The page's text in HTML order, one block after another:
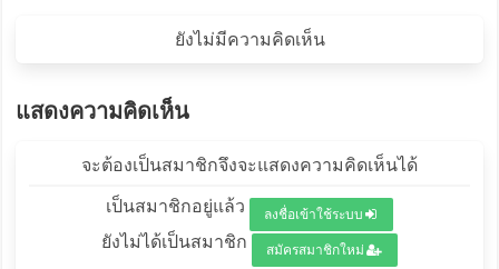
ยังไม่มีความคิดเห็น
แสดงความคิดเห็น
จะต้องเป็นสมาชิกจึงจะแสดงความคิดเห็นได้
เป็นสมาชิกอยู่แล้ว ลงชื่อเข้าใช้ระบบ
ยังไม่ได้เป็นสมาชิก สมัครสมาชิกใหม่